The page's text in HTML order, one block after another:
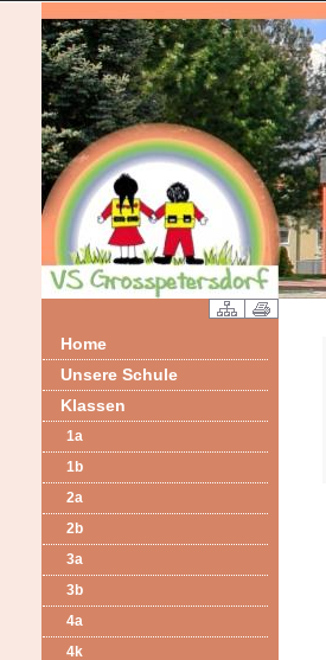
Home
Unsere Schule
Klassen
1a
1b
2a
2b
3a
3b
4a
4k